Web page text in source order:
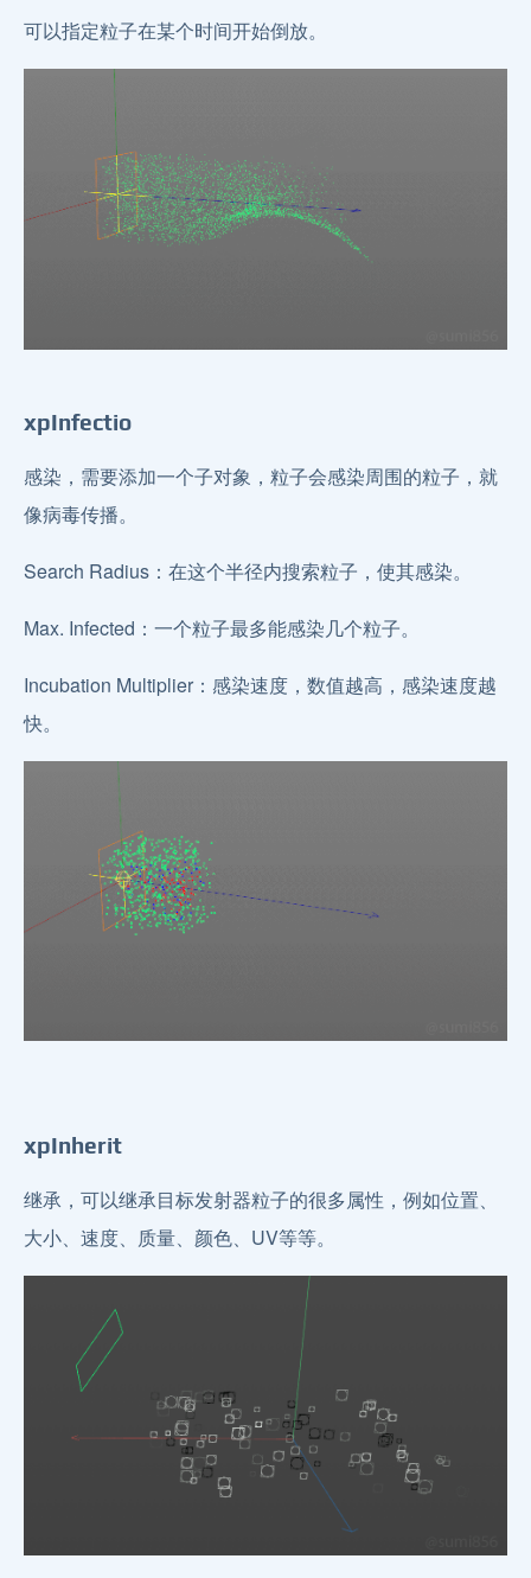
可以指定粒子在某个时间开始倒放。
xpInfectio
感染，需要添加一个子对象，粒子会感染周围的粒子，就
像病毒传播。
Search Radius：在这个半径内搜索粒子，使其感染。
Max. Infected：一个粒子最多能感染几个粒子。
Incubation Multiplier：感染速度，数值越高，感染速度越
快。
xpInherit
继承，可以继承目标发射器粒子的很多属性，例如位置、
大小、速度、质量、颜色、UV等等。